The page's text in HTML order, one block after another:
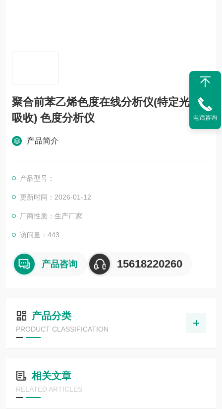
聚合前苯乙烯色度在线分析仪(特定光谱
吸收) 色度分析仪
产品简介
产品型号：
更新时间：2026-01-12
厂商性质：生产厂家
访问量：443
产品咨询 15618220260
产品分类
PRODUCT CLASSIFICATION
相关文章
RELATED ARTICLES
电话咨询